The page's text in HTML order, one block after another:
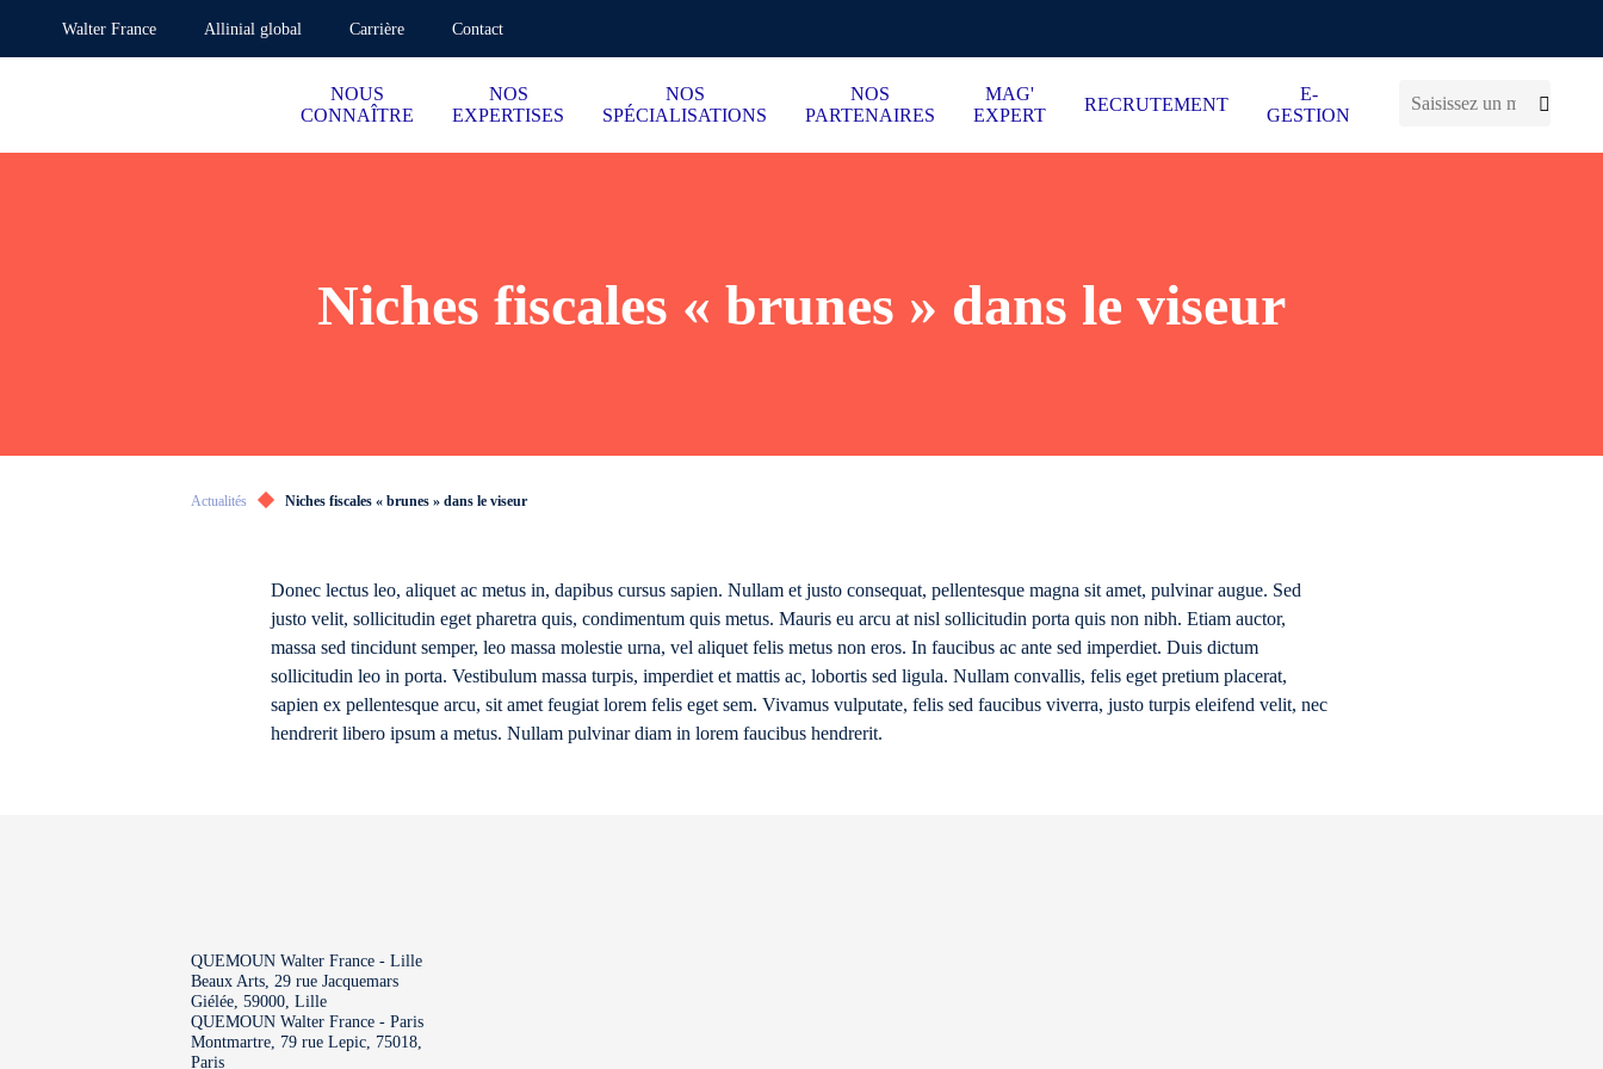
Walter France Allinial global Carrière Contact
NOUS
CONNAÎTRE
NOS
EXPERTISES
NOS
SPÉCIALISATIONS
NOS
PARTENAIRES
MAG'
EXPERT
RECRUTEMENT
E-
GESTION
Niches fiscales « brunes » dans le viseur
Actualités Niches fiscales « brunes » dans le viseur
Donec lectus leo, aliquet ac metus in, dapibus cursus sapien. Nullam et justo consequat, pellentesque magna sit amet, pulvinar augue. Sed
justo velit, sollicitudin eget pharetra quis, condimentum quis metus. Mauris eu arcu at nisl sollicitudin porta quis non nibh. Etiam auctor,
massa sed tincidunt semper, leo massa molestie urna, vel aliquet felis metus non eros. In faucibus ac ante sed imperdiet. Duis dictum
sollicitudin leo in porta. Vestibulum massa turpis, imperdiet et mattis ac, lobortis sed ligula. Nullam convallis, felis eget pretium placerat,
sapien ex pellentesque arcu, sit amet feugiat lorem felis eget sem. Vivamus vulputate, felis sed faucibus viverra, justo turpis eleifend velit, nec
hendrerit libero ipsum a metus. Nullam pulvinar diam in lorem faucibus hendrerit.
QUEMOUN Walter France - Lille
Beaux Arts, 29 rue Jacquemars
Giélée, 59000, Lille
QUEMOUN Walter France - Paris
Montmartre, 79 rue Lepic, 75018,
Paris